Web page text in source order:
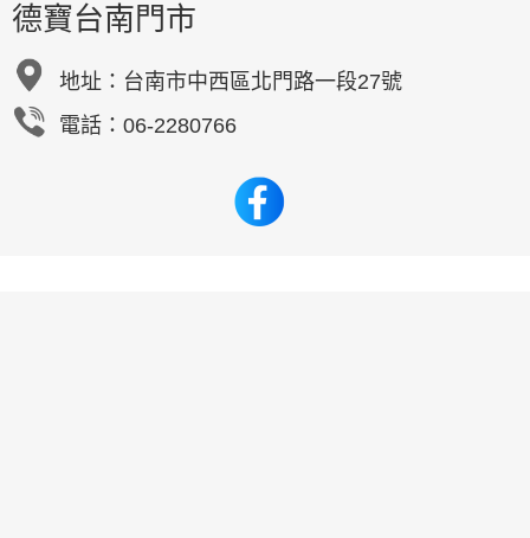
德寶台南門市
地址： 台南市中西區北門路一段27號
電話：06-2280766